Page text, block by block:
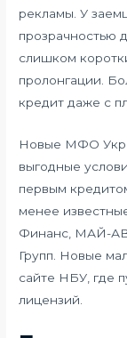
рекламы. У
прозрачностью
слишком
пролонгации.
кредит даже с
Новые МФО
выгодные
первым
менее
Финанс, МАЙ-
Групп. Новые
сайте НБУ, где
лицензий.